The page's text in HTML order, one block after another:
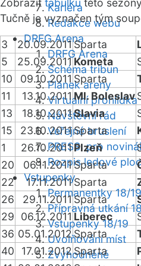
Kariéra
Redakce webu
DRFG Arena
DRFG Arena
Schéma tribun
Plánek areny
Virtuální prohlídka
Návštěvní řád
Veřejné bruslení
PRESS: pro
Rozpis ledové
Vstupenky
Permanentky 18/19
Přípravná utkání
Vstupenky 18/19
Uvolňování míst
Zvýhodněné
Zobrazit tabulku této
Tučně je vyznačen tým
3 20.09.2011 Sparta
5
25.09.2011Kometa
10
09.10.2011 Sparta
11
13.10.2011 Ml. Boleslav
13
18.10.2011Slavia
15
23.10.2011Sparta
1
26.10.2011Plzeň
20
06.11.2011Sparta
22
17.11.2011Sparta
26
29.11.2011Sparta
29
06.12.2011 Liberec
36 05.01.2012Sparta
40
17.01.2012Sparta